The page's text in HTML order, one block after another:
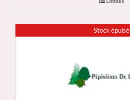
Stock épuisé